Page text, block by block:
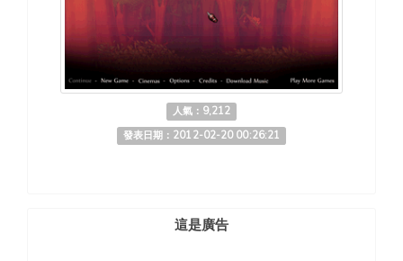
人氣：9,212
發表日期：2012-02-20 00:26:21
這是廣告